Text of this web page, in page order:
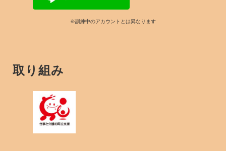
※訓練中のアカウントとは異なります
取り組み